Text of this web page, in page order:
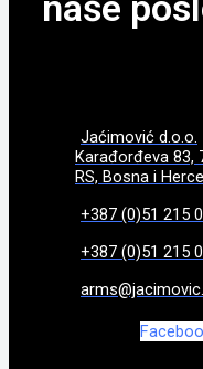
Jaćimović d.o.o.
Karađorđeva 83,
RS, Bosna i
+387 (0)51 215
+387 (0)51 215